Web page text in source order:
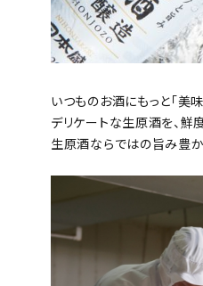
いつものお酒にもっと「美味
デリケートな生原酒を、
生原酒ならではの旨み豊